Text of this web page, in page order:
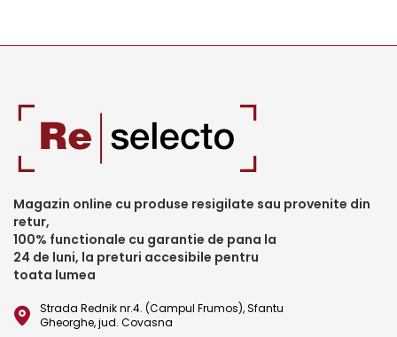
Magazin online cu produse resigilate sau provenite din
retur,
100% functionale cu garantie de pana la
24 de luni, la preturi accesibile pentru
toata lumea
Strada Rednik nr.4. (Campul Frumos), Sfantu
Gheorghe, jud. Covasna